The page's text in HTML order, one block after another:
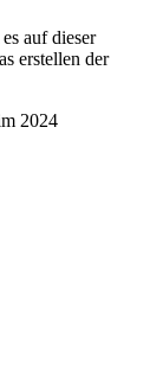
auf dieser
erstellen der
2024